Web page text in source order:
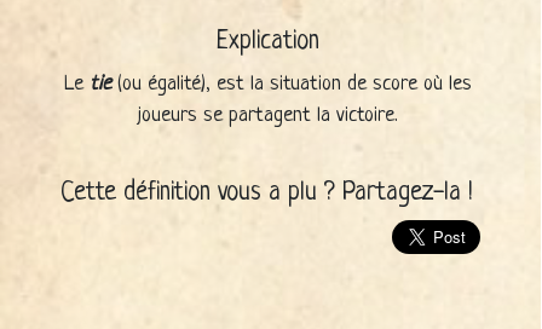
Explication
Le tie (ou égalité), est la situation de score où les
joueurs se partagent la victoire.
Cette définition vous a plu ? Partagez-la !